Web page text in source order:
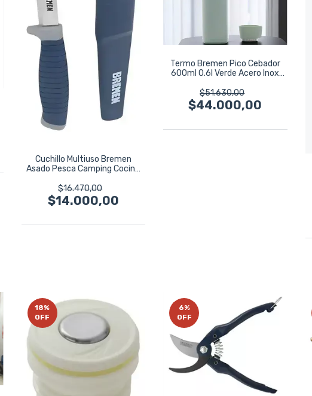
Cuchillo Multiuso Bremen
Asado Pesca Camping Cocina
$16.470,00
$14.000,00
Termo Bremen Pico Cebador
600ml 0.6l Verde Acero Inox
$51.630,00
$44.000,00
18%
OFF
6%
OFF